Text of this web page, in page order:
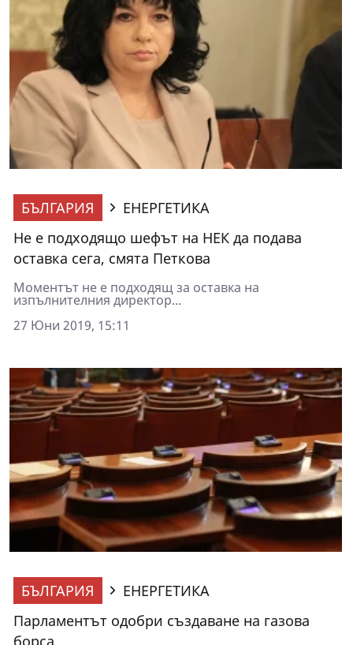
БЪЛГАРИЯ
ЕНЕРГЕТИКА
Не е подходящо шефът на НЕК да подава
оставка сега, смята Петкова
Моментът не е подходящ за оставка на
изпълнителния директор...
27 Юни 2019, 15:11
БЪЛГАРИЯ
ЕНЕРГЕТИКА
Парламентът одобри създаване на газова
борса